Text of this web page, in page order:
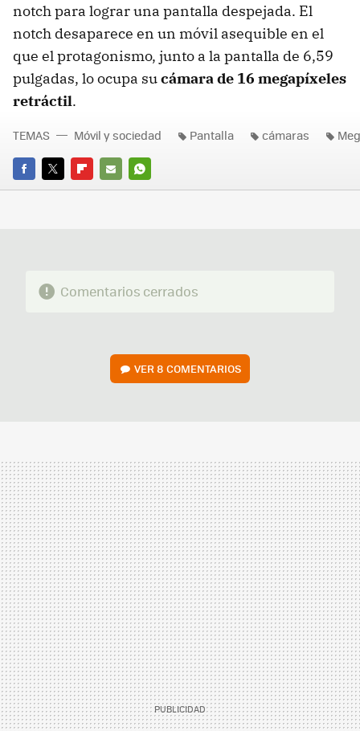
notch para lograr una pantalla despejada. El
notch desaparece en un móvil asequible en el
que el protagonismo, junto a la pantalla de 6,59
pulgadas, lo ocupa sucámara de 16 megapíxeles
retráctil.
FACEBOOK
TWITTERFLIPBOARD
E-
WHATSAPP
TEMAS Móvil y sociedad Pantalla cámaras
Comentarios cerrados
VER8 COMENTARIOS